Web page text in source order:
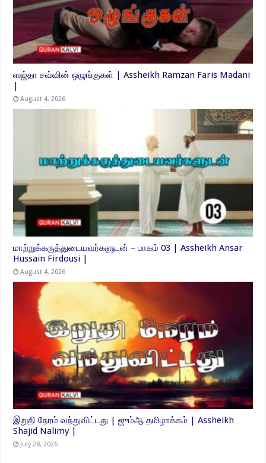
ஸஜ்தா சவ்வின் ஒழுங்குகள் | Assheikh Ramzan Faris Madani
|
August 4, 2026
மாற்றுக்கருத்துடையவர்களுடன் – பாகம் 03 | Assheikh Ansar
Hussain Firdousi |
August 4, 2026
இறுதி நேரம் வந்துவிட்டது | ஜும்ஆ தமிழாக்கம் | Assheikh
Shajid Nalimy |
July 28, 2026